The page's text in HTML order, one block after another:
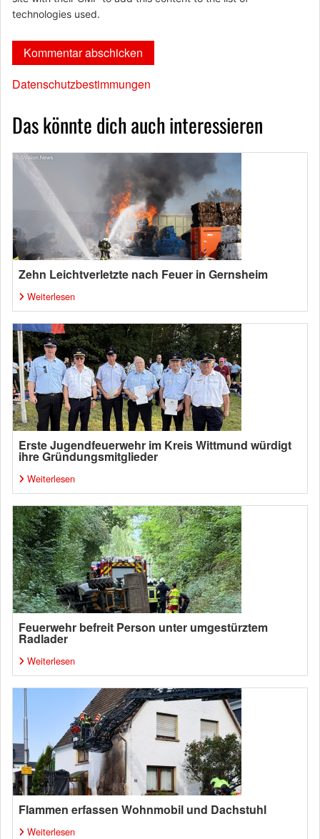
technologies used.
Datenschutzbestimmungen
Das könnte dich auch interessieren
Zehn Leichtverletzte nach Feuer in Gernsheim
Weiterlesen
Erste Jugendfeuerwehr im Kreis Wittmund würdigt
ihre Gründungsmitglieder
Weiterlesen
Feuerwehr befreit Person unter umgestürztem
Radlader
Weiterlesen
Flammen erfassen Wohnmobil und Dachstuhl
Weiterlesen